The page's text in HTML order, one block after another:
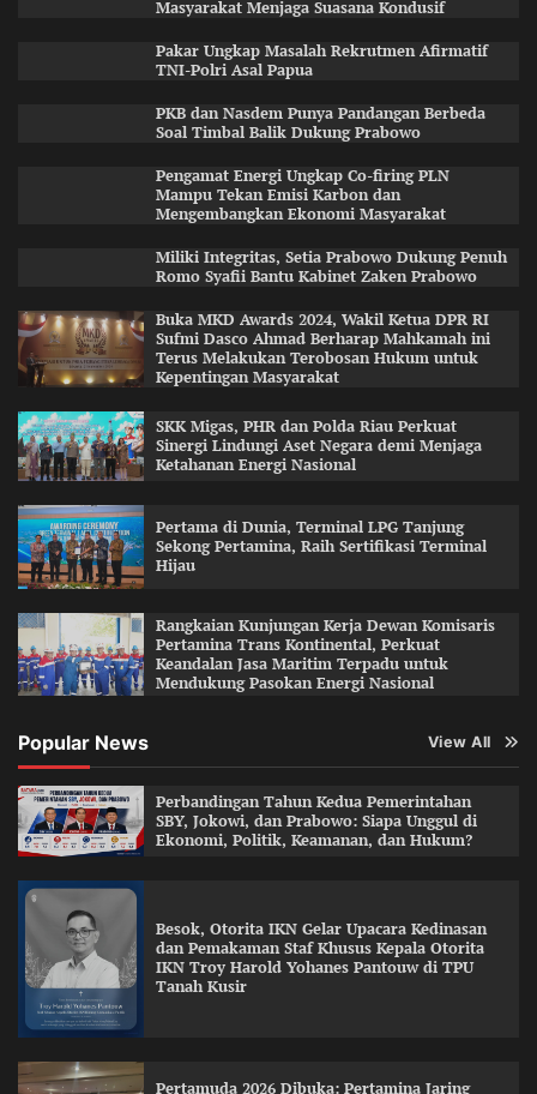
Masyarakat Menjaga Suasana Kondusif
Pakar Ungkap Masalah Rekrutmen Afirmatif
TNI-Polri Asal Papua
PKB dan Nasdem Punya Pandangan Berbeda
Soal Timbal Balik Dukung Prabowo
Pengamat Energi Ungkap Co-firing PLN
Mampu Tekan Emisi Karbon dan
Mengembangkan Ekonomi Masyarakat
Miliki Integritas, Setia Prabowo Dukung Penuh
Romo Syafii Bantu Kabinet Zaken Prabowo
Buka MKD Awards 2024, Wakil Ketua DPR RI
Sufmi Dasco Ahmad Berharap Mahkamah ini
Terus Melakukan Terobosan Hukum untuk
Kepentingan Masyarakat
SKK Migas, PHR dan Polda Riau Perkuat
Sinergi Lindungi Aset Negara demi Menjaga
Ketahanan Energi Nasional
Pertama di Dunia, Terminal LPG Tanjung
Sekong Pertamina, Raih Sertifikasi Terminal
Hijau
Rangkaian Kunjungan Kerja Dewan Komisaris
Pertamina Trans Kontinental, Perkuat
Keandalan Jasa Maritim Terpadu untuk
Mendukung Pasokan Energi Nasional
Popular News View All
Perbandingan Tahun Kedua Pemerintahan
SBY, Jokowi, dan Prabowo: Siapa Unggul di
Ekonomi, Politik, Keamanan, dan Hukum?
Besok, Otorita IKN Gelar Upacara Kedinasan
dan Pemakaman Staf Khusus Kepala Otorita
IKN Troy Harold Yohanes Pantouw di TPU
Tanah Kusir
Pertamuda 2026 Dibuka: Pertamina Jaring